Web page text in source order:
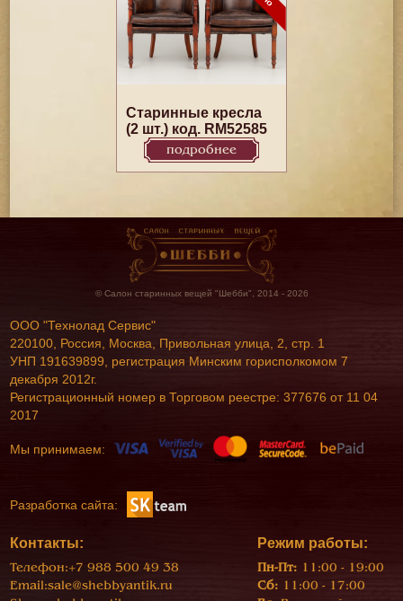
Старинные кресла
(2 шт.) код. RM52585
подробнее
© Салон старинных вещей "Шебби", 2014 - 2026
ООО "Технолад Сервис"
220100, Россия, Москва, Привольная улица, 2, стр. 1
УНП 191639899, регистрация Минским горисполкомом 7
декабря 2012г.
Регистрационный номер в Торговом реестре: 377676 от 11 04
2017
Мы принимаем:
Разработка сайта:
Контакты:
Телефон:+7 988 500 49 38
Email:sale@shebbyantik.ru
Режим работы:
Пн-Пт: 11:00 - 19:00
Сб: 11:00 - 17:00